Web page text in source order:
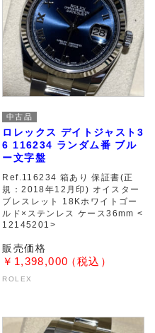
中古品
ロレックス デイトジャスト3
6 116234 ランダム番 ブル
ー文字盤
Ref.116234 箱あり 保証書(正
規：2018年12月印) オイスター
ブレスレット 18Kホワイトゴー
ルド×ステンレス ケース36mm <
12145201>
￥1,398,000
ROLEX